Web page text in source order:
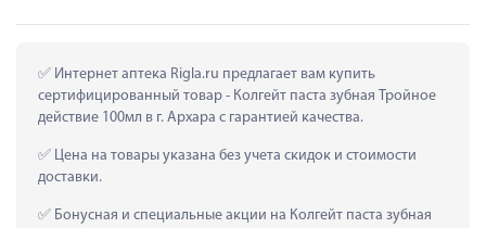
Интернет аптека Rigla.ru предлагает вам купить
сертифицированный товар - Колгейт паста зубная Тройное
действие 100мл в г. Архара с гарантией качества.
Цена на товары указана без учета скидок и стоимости
доставки.
Бонусная и специальные акции на Колгейт паста зубная